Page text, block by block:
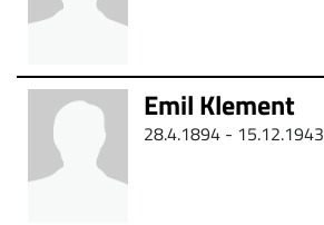
Emil Klement
28.4.1894 - 15.12.1943